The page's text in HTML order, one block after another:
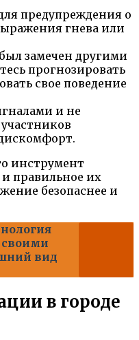
предупреждения о
гнева или
замечен другими
прогнозировать
свое поведение
и не
инструмент
правильное их
безопаснее и
своими
вид
в городе